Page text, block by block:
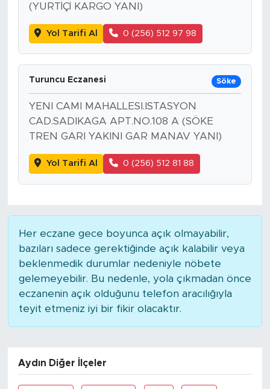
(YURTİÇİ KARGO YANI)
Yol Tarifi Al 0 (256) 512 97 98
Turuncu Eczanesi Söke
YENI CAMI MAHALLESI.ISTASYON
CAD.SADIKAGA APT.NO.108 A (SÖKE
TREN GARI YAKINI GAR MANAV YANI)
Yol Tarifi Al 0 (256) 512 81 88
Her eczane gece boyunca açık olmayabilir,
bazıları sadece gerektiğinde açık kalabilir veya
beklenmedik durumlar nedeniyle nöbete
gelemeyebilir. Bu nedenle, yola çıkmadan önce
eczanenin açık olduğunu telefon aracılığıyla
teyit etmeniz iyi bir fikir olacaktır.
Aydın Diğer İlçeler